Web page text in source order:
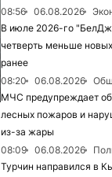
08:56
06.08.2026
В июле 2026-го
четверть меньше
ранее
08:20
06.08.2026
МЧС предупреждает об
лесных пожаров и
из-за жары
08:09
06.08.2026
Турчин направился в